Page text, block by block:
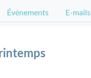
Événements E-mails